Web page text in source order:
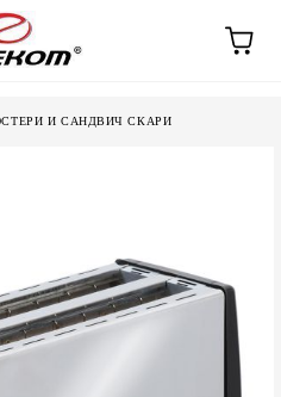
И САНДВИЧ СКАРИ